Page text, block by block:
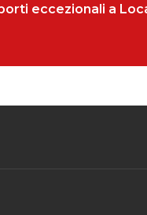
eccezionali a